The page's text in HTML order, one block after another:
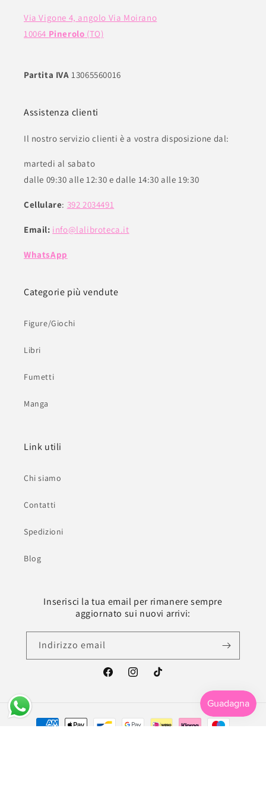
Via Vigone 4, angolo Via Moirano
10064 Pinerolo (TO)
Partita IVA 13065560016
Assistenza clienti
Il nostro servizio clienti è a vostra disposizione dal:
martedi al sabato
dalle 09:30 alle 12:30 e dalle 14:30 alle 19:30
Cellulare: 392 2034491
Email: info@lalibroteca.it
WhatsApp
Categorie più vendute
Figure/Giochi
Libri
Fumetti
Manga
Link utili
Chi siamo
Contatti
Spedizioni
Blog
Inserisci la tua email per rimanere sempre
aggiornato sui nuovi arrivi:
Indirizzo email
FacebookInstagramTikTok
Metodi